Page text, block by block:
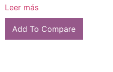
Leer más
Add To Compare